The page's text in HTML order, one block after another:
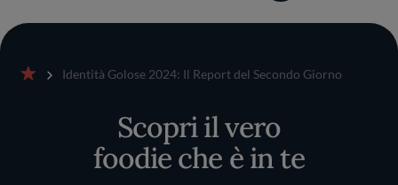
Identità Golose 2024: Il Report del Secondo Giorno
Scopri il vero
foodie che è in te